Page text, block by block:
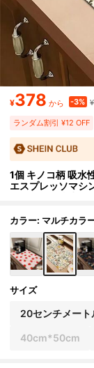
¥378 から -3%
ランダム割引 ¥12 OFF
1個 キノコ柄 吸水
エスプレッソマシ
ム&キッチンアクセ
カラー: マルチカラ
サイズ
20センチメー
40cm*50cm